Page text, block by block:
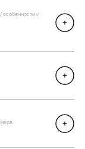
/ особенности и